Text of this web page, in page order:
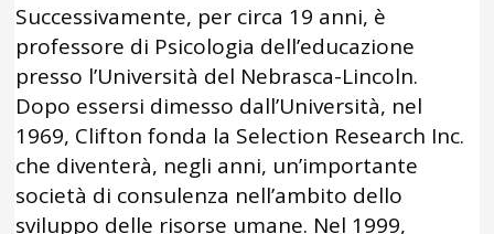
Successivamente, per circa 19 anni, è
professore di Psicologia dell’educazione
presso l’Università del Nebrasca-Lincoln.
Dopo essersi dimesso dall’Università, nel
1969, Clifton fonda la Selection Research Inc.
che diventerà, negli anni, un’importante
società di consulenza nell’ambito dello
sviluppo delle risorse umane. Nel 1999,